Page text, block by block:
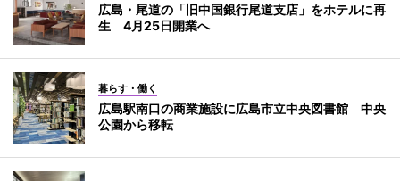
広島・尾道の「旧中国銀行尾道支店」をホテルに再
生 4月25日開業へ
暮らす・働く
広島駅南口の商業施設に広島市立中央図書館 中央
公園から移転